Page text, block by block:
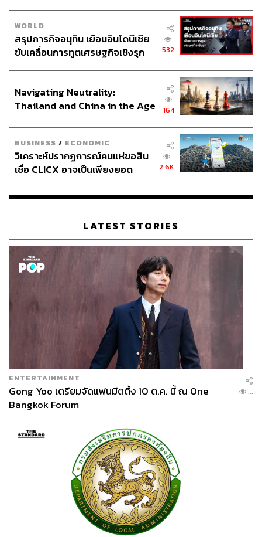
WORLD
สรุปภารกิจอนุทิน เยือนอินโดนีเซีย
ขับเคลื่อนการทูตเศรษฐกิจเชิงรุก
532
Navigating Neutrality:
Thailand and China in the Age
164
BUSINESS / ECONOMIC
วิเคราะห์ปรากฏการณ์คนแห่ขอสิน
เชื่อ CLICX อาจเป็นเพียงยอด
เรือนไทยที่ถูกซุกไว้
2.6K
LATEST STORIES
ENTERTAINMENT
Gong Yoo เตรียมจัดแฟนมีตติ้ง 10 ต.ค. นี้ ณ One
Bangkok Forum
...